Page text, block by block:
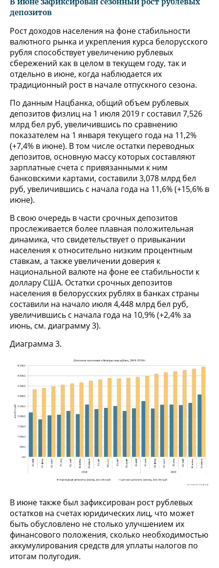
депозитов
Рост доходов населения на фоне стабильности
валютного рынка и укрепления курса белорусского
рубля способствует увеличению рублевых
сбережений как в целом в текущем году, так и
отдельно в июне, когда наблюдается их
традиционный рост в начале отпускного сезона.
По данным Нацбанка, общий объем рублевых
депозитов физлиц на 1 июля 2019 г составил 7,526
млрд бел руб, увеличившись по сравнению
показателем на 1 января текущего года на 11,2%
(+7,4% в июне). В том числе остатки переводных
депозитов, основную массу которых составляют
зарплатные счета с привязанными к ним
банковскими картами, составили 3,078 млрд бел
руб, увеличившись с начала года на 11,6% (+15,6% в
июне).
В свою очередь в части срочных депозитов
прослеживается более плавная положительная
динамика, что свидетельствует о привыкании
населения к относительно низким процентным
ставкам, а также увеличении доверия к
национальной валюте на фоне ее стабильности к
доллару США. Остатки срочных депозитов
населения в белорусских рублях в банках страны
составили на начало июля 4,448 млрд бел руб,
увеличившись с начала года на 10,9% (+2,4% за
июнь, см. диаграмму 3).
Диаграмма 3.
В июне также был зафиксирован рост рублевых
остатков на счетах юридических лиц, что может
быть обусловлено не столько улучшением их
финансового положения, сколько необходимостью
аккумулирования средств для уплаты налогов по
итогам полугодия.